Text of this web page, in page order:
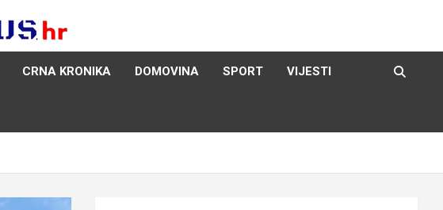
CRNA KRONIKA DOMOVINA SPORT VIJESTI